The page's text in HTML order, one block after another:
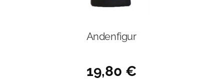
Andenfigur
19,80 €